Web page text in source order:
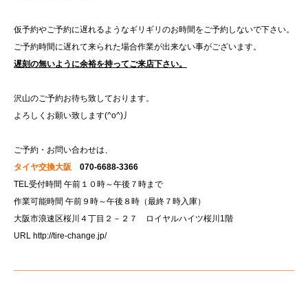
仮予約やご予約に遅れるようなギリギリのお時間をご予約しないで下さい。
ご予約時間に遅れて来られた場合作業が出来ない事がございます。
遅刻の無いように余裕を持ってご来店下さい。
沢山のご予約お待ち致しております。
よろしくお願い致します(^o^)丿
ご予約・お問い合わせは、
タイヤ交換大阪 070-6688-3366
TEL受付時間 午前１０時～午後７時まで
作業可能時間 午前９時～午後８時（最終７時入庫）
大阪市浪速区桜川４丁目２－２７ ロイヤルハイツ桜川1階
URL http://tire-change.jp/